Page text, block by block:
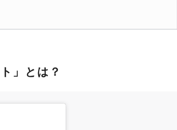
」とは？